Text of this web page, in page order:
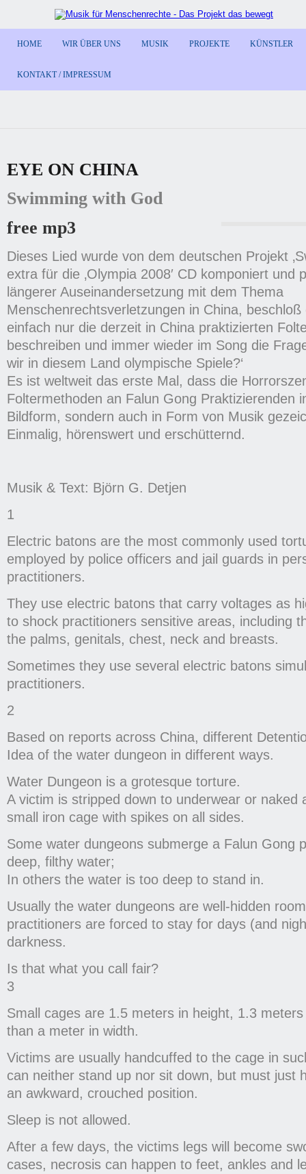
HOME WIR ÜBER UNS MUSIK PROJEKTE KÜNSTLER
KONTAKT / IMPRESSUM
EYE ON CHINA
Swimming with God
free mp3
Dieses Lied wurde von dem deutschen Projekt
extra für die ‚Olympia 2008′ CD komponiert und
längerer Auseinandersetzung mit dem Thema
Menschenrechtsverletzungen in China,
einfach nur die derzeit in China praktizierten
beschreiben und immer wieder im Song die
wir in diesem Land olympische Spiele?‘
Es ist weltweit das erste Mal, dass die
Foltermethoden an Falun Gong Praktizierenden
Bildform, sondern auch in Form von Musik
Einmalig, hörenswert und erschütternd.
Musik & Text: Björn G. Detjen
1
Electric batons are the most commonly used
employed by police officers and jail guards in
practitioners.
They use electric batons that carry voltages as
to shock practitioners sensitive areas, including
the palms, genitals, chest, neck and breasts.
Sometimes they use several electric batons
practitioners.
2
Based on reports across China, different
Idea of the water dungeon in different ways.
Water Dungeon is a grotesque torture.
A victim is stripped down to underwear or naked
small iron cage with spikes on all sides.
Some water dungeons submerge a Falun Gong
deep, filthy water;
In others the water is too deep to stand in.
Usually the water dungeons are well-hidden
practitioners are forced to stay for days (and
darkness.
Is that what you call fair?
3
Small cages are 1.5 meters in height, 1.3
than a meter in width.
Victims are usually handcuffed to the cage in
can neither stand up nor sit down, but must just
an awkward, crouched position.
Sleep is not allowed.
After a few days, the victims legs will become
cases, necrosis can happen to feet, ankles and